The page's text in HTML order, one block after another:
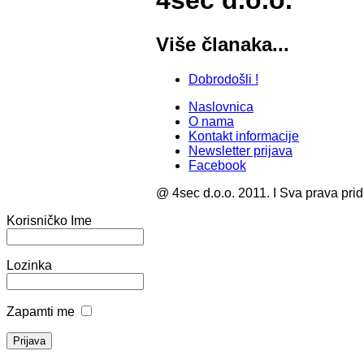
Više članaka...
Dobrodošli !
Naslovnica
O nama
Kontakt informacije
Newsletter prijava
Facebook
@ 4sec d.o.o. 2011. I Sva prava
Korisničko Ime
Lozinka
Zapamti me